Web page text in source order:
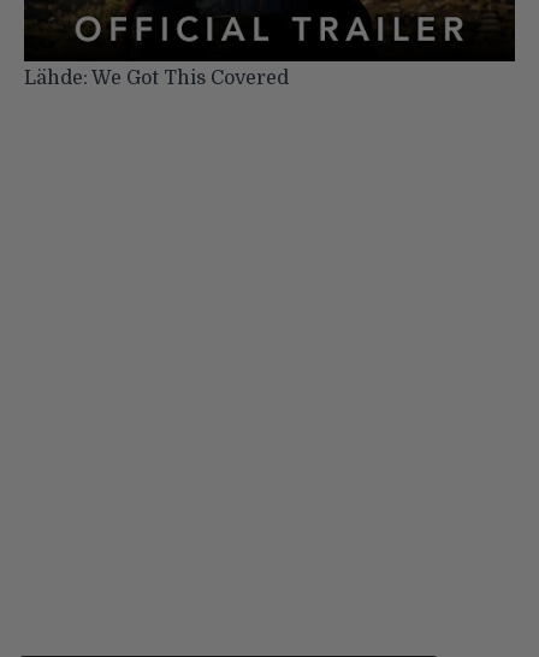
Lähde: We Got This Covered